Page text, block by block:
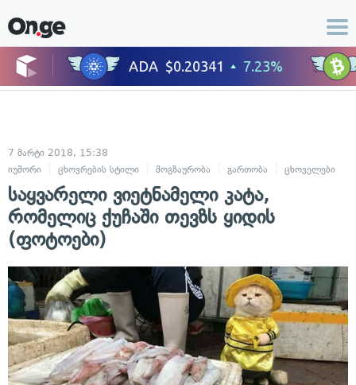
7 მარტი 2018, 15:38
იუმორი
ცხოვრების სტილი მოგზაურობა გართობა ცხოველები
საყვარელი ვიეტნამელი კატა,
რომელიც ქუჩაში თევზს ყიდის
(ფოტოები)